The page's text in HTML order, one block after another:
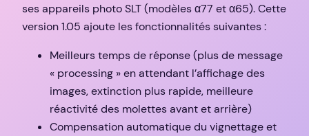
ses appareils photo SLT (modèles α77 et α65). Cette
version 1.05 ajoute les fonctionnalités suivantes :
Meilleurs temps de réponse (plus de message
« processing » en attendant l’affichage des
images, extinction plus rapide, meilleure
réactivité des molettes avant et arrière)
Compensation automatique du vignettage et